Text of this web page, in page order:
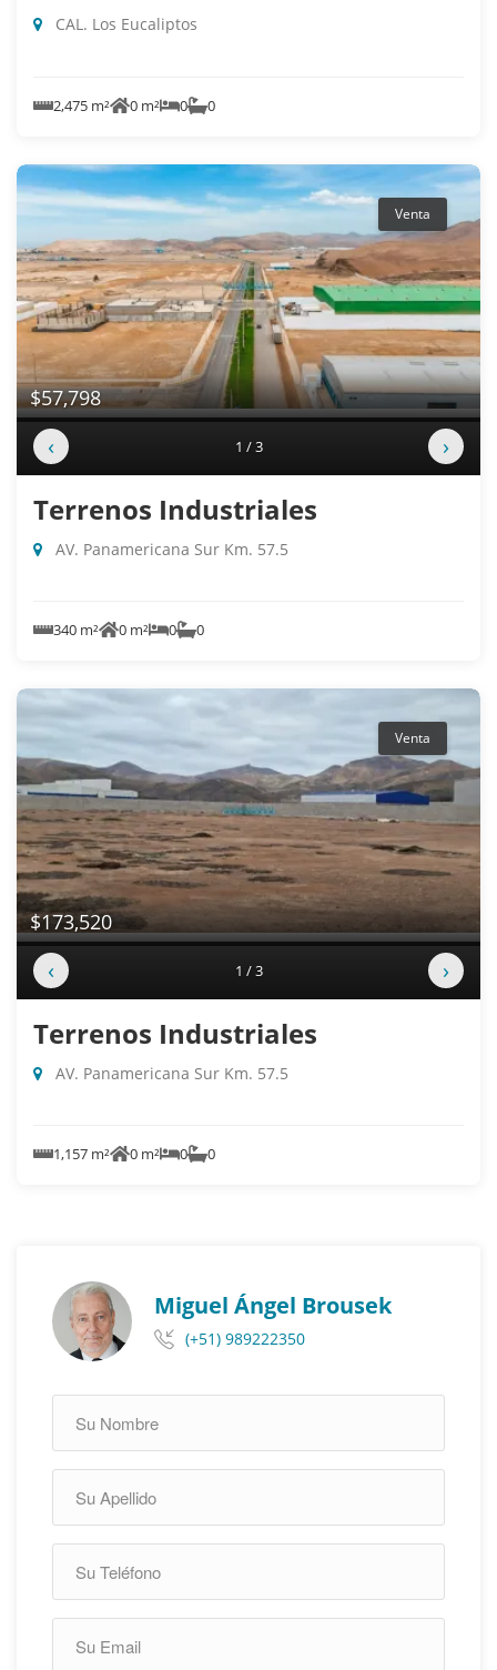
CAL. Los Eucaliptos
2,475 m² 0 m² 0 0
Venta
$57,798
‹ 1 / 3 ›
Terrenos Industriales
AV. Panamericana Sur Km. 57.5
340 m² 0 m² 0 0
Venta
$173,520
‹ 1 / 3 ›
Terrenos Industriales
AV. Panamericana Sur Km. 57.5
1,157 m² 0 m² 0 0
Miguel Ángel Brousek
(+51) 989222350